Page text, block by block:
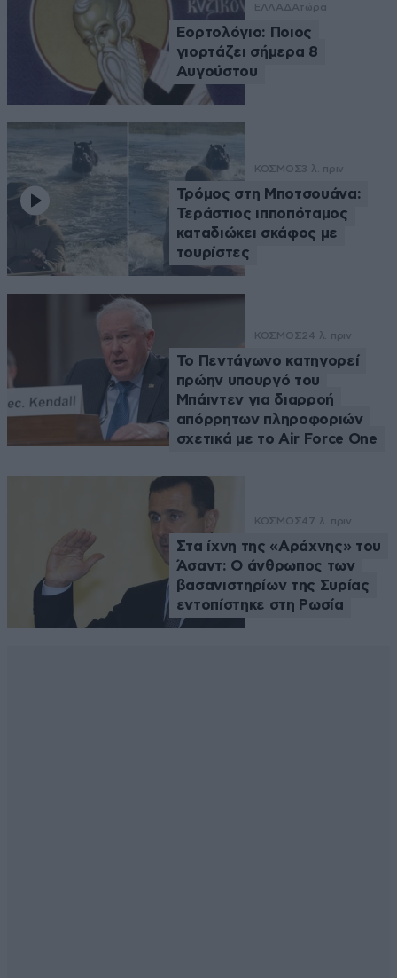
ΕΛΛΑΔΑτώρα
Εορτολόγιο: Ποιος
γιορτάζει σήμερα 8
Αυγούστου
ΚΟΣΜΟΣ3 λ. πριν
Τρόμος στη Μποτσουάνα:
Τεράστιος ιπποπόταμος
καταδιώκει σκάφος με
τουρίστες
ΚΟΣΜΟΣ24 λ. πριν
Το Πεντάγωνο κατηγορεί
πρώην υπουργό του
Μπάιντεν για διαρροή
απόρρητων πληροφοριών
σχετικά με το Air Force One
ΚΟΣΜΟΣ47 λ. πριν
Στα ίχνη της «Αράχνης» του
Άσαντ: Ο άνθρωπος των
βασανιστηρίων της Συρίας
εντοπίστηκε στη Ρωσία